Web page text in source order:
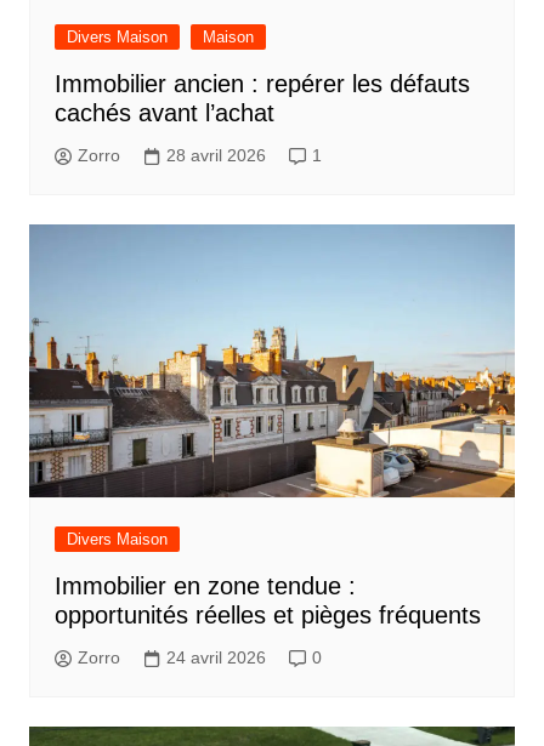
Divers Maison Maison
Immobilier ancien : repérer les défauts
cachés avant l’achat
Zorro 28 avril 2026 1
Divers Maison
Immobilier en zone tendue :
opportunités réelles et pièges fréquents
Zorro 24 avril 2026 0